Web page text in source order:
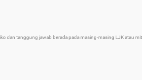
dan tanggung jawab berada pada masing-masing LJK atau